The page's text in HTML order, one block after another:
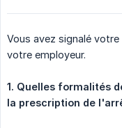
Vous avez signalé
votre employeur.
1. Quelles formalités
la prescription de